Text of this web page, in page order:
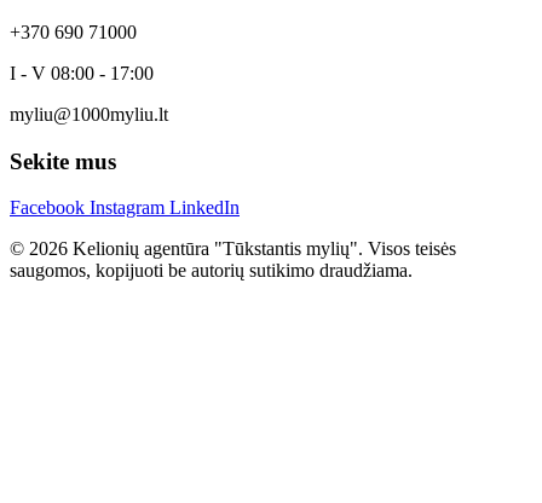
+370 690 71000
I - V 08:00 - 17:00
myliu@1000myliu.lt
Sekite mus
Facebook Instagram LinkedIn
© 2026 Kelionių agentūra "Tūkstantis mylių". Visos teisės
saugomos, kopijuoti be autorių sutikimo draudžiama.